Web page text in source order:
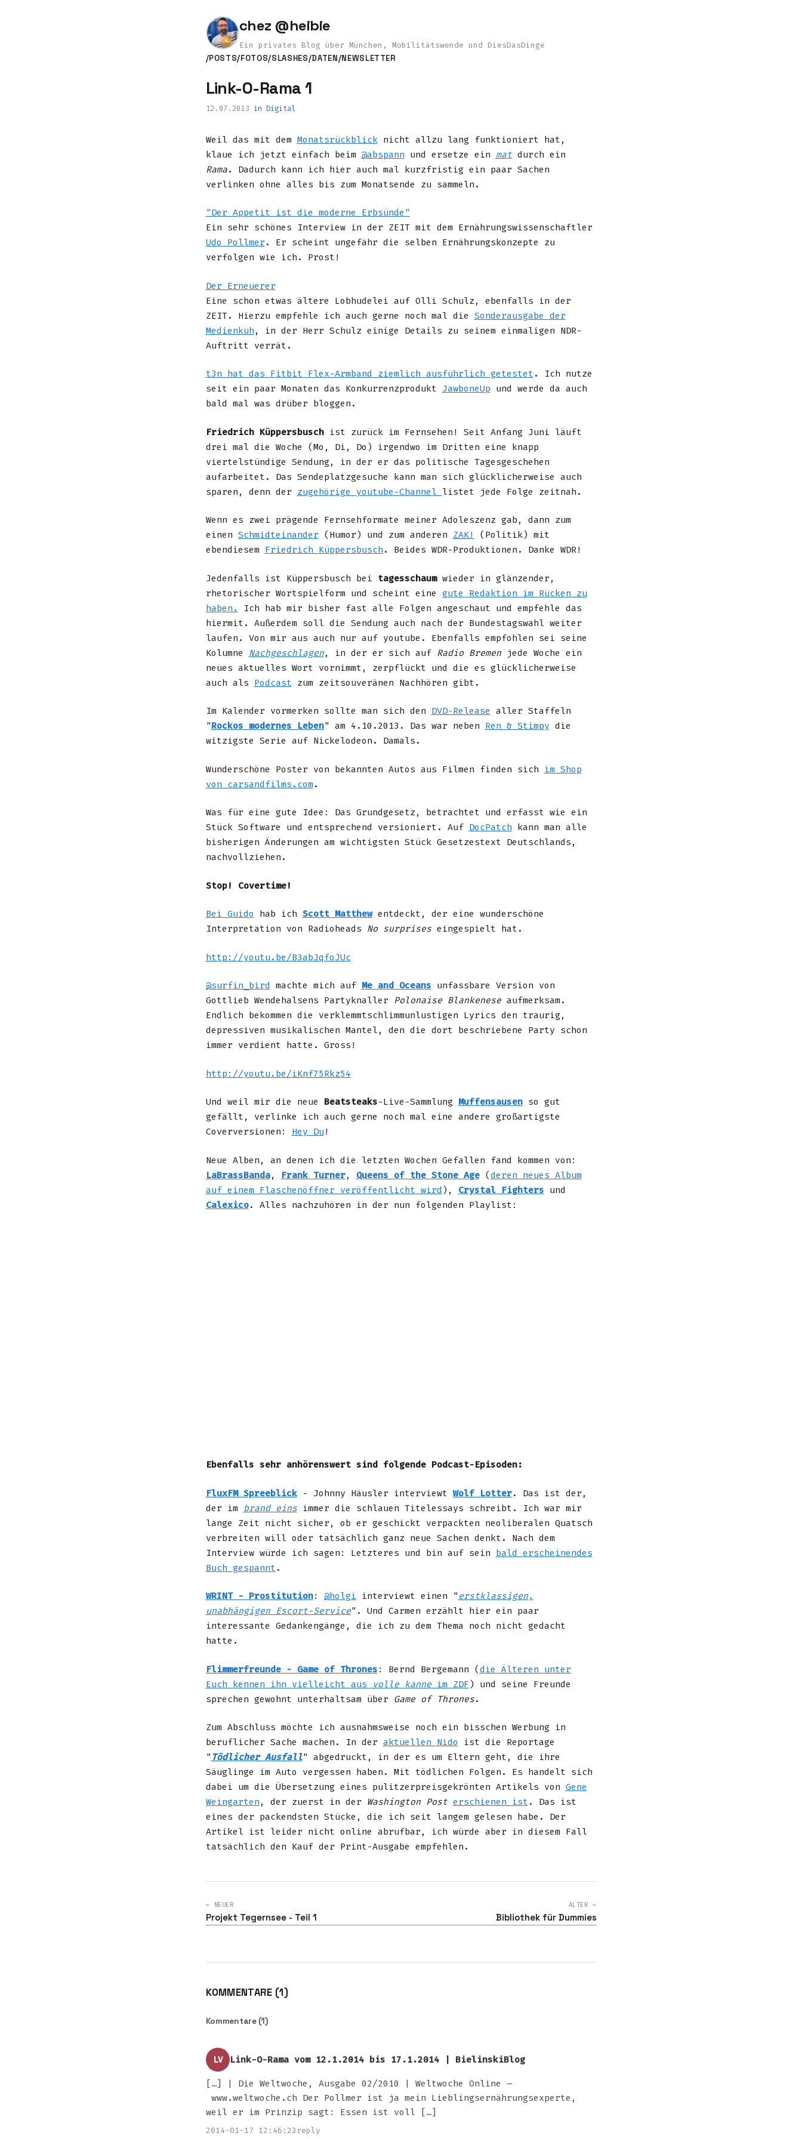
chez @heibie
Ein privates Blog über München, Mobilitätswende und DiesDasDinge
/POSTS/FOTOS/SLASHES/DATEN/NEWSLETTER
Link-O-Rama 1
12.07.2013 inDigital
Weil das mit dem Monatsrückblicknicht allzu lang funktioniert hat,
klaue ich jetzt einfach beim @abspann und ersetze ein matdurch ein
Rama. Dadurch kann ich hier auch mal kurzfristig ein paar Sachen
verlinken ohne alles bis zum Monatsende zu sammeln.
"Der Appetit ist die moderne Erbsünde"
Ein sehr schönes Interview in der ZEIT mit dem Ernährungswissenschaftler
Udo Pollmer . Er scheint ungefähr die selben Ernährungskonzepte zu
verfolgen wie ich. Prost!
Der Erneuerer
Eine schon etwas ältere Lobhudelei auf Olli Schulz, ebenfalls in der
ZEIT. Hierzu empfehle ich auch gerne noch mal die Sonderausgabe der
Medienkuh , in der Herr Schulz einige Details zu seinem einmaligen NDR-
Auftritt verrät.
t3n hat das Fitbit Flex-Armband ziemlich ausführlich getestet . Ich nutze
seit ein paar Monaten das Konkurrenzprodukt JawboneUp und werde da auch
bald mal was drüber bloggen.
Friedrich Küppersbuschist zurück im Fernsehen! Seit Anfang Juni läuft
drei mal die Woche (Mo, Di, Do) irgendwo im Dritten eine knapp
viertelstündige Sendung, in der er das politische Tagesgeschehen
aufarbeitet. Das Sendeplatzgesuche kann man sich glücklicherweise auch
sparen, denn der zugehörige youtube-Channel listet jede Folge zeitnah.
Wenn es zwei prägende Fernsehformate meiner Adoleszenz gab, dann zum
einen Schmidteinander (Humor) und zum anderen ZAK!
(Politik) mit
ebendiesem Friedrich Küppersbusch . Beides WDR-Produktionen. Danke WDR!
Jedenfalls ist Küppersbusch bei tagesschaumwieder in glänzender,
rhetorischer Wortspielform und scheint eine gute Redaktion im Rücken zu
haben.
Ich hab mir bisher fast alle Folgen angeschaut und empfehle das
hiermit. Außerdem soll die Sendung auch nach der Bundestagswahl weiter
laufen. Von mir aus auch nur auf youtube. Ebenfalls empfohlen sei seine
Kolumne Nachgeschlagen, in der er sich auf Radio Bremenjede Woche ein
neues aktuelles Wort vornimmt, zerpflückt und die es glücklicherweise
auch als Podcast zum zeitsouveränen Nachhören gibt.
Im Kalender vormerken sollte man sich den DVD-Release aller Staffeln
"Rockos modernes Leben" am 4.10.2013. Das war neben Ren & Stimpy die
witzigste Serie auf Nickelodeon. Damals.
Wunderschöne Poster von bekannten Autos aus Filmen finden sich
im Shop
von carsandfilms.com .
Was für eine gute Idee: Das Grundgesetz, betrachtet und erfasst wie ein
Stück Software und entsprechend versioniert. Auf DocPatch kann man alle
bisherigen Änderungen am wichtigsten Stück Gesetzestext Deutschlands,
nachvollziehen.
Stop! Covertime!
Bei Guido hab ich Scott Matthewentdeckt, der eine wunderschöne
Interpretation von Radioheads No surpriseseingespielt hat.
http://youtu.be/B3abJqfoJUc
@surfin_bird machte mich auf Me and Oceans unfassbare Version von
Gottlieb Wendehalsens Partyknaller Polonaise Blankeneseaufmerksam.
Endlich bekommen die verklemmtschlimmunlustigen Lyrics den traurig,
depressiven musikalischen Mantel, den die dort beschriebene Party schon
immer verdient hatte. Gross!
http://youtu.be/iKnf75Rkz54
Und weil mir die neue Beatsteaks-Live-Sammlung Muffensausenso gut
gefällt, verlinke ich auch gerne noch mal eine andere großartigste
Coverversionen: Hey Du !
Neue Alben, an denen ich die letzten Wochen Gefallen fand kommen von:
LaBrassBanda, Frank Turner, Queens of the Stone Age(deren neues Album
auf einem Flaschenöffner veröffentlicht wird ), Crystal Fighters und
Calexico. Alles nachzuhören in der nun folgenden Playlist:
Ebenfalls sehr anhörenswert sind folgende Podcast-Episoden:
FluxFM Spreeblick- Johnny Häusler interviewt Wolf Lotter. Das ist der,
der im brand einsimmer die schlauen Titelessays schreibt. Ich war mir
lange Zeit nicht sicher, ob er geschickt verpackten neoliberalen Quatsch
verbreiten will oder tatsächlich ganz neue Sachen denkt. Nach dem
Interview würde ich sagen: Letzteres und bin auf sein bald erscheinendes
Buch gespannt .
WRINT - Prostitution: @holgi interviewt einen " erstklassigen,
unabhängigen Escort-Service". Und Carmen erzählt hier ein paar
interessante Gedankengänge, die ich zu dem Thema noch nicht gedacht
hatte.
Flimmerfreunde - Game of Thrones : Bernd Bergemann (die Älteren unter
Euch kennen ihn vielleicht aus
volle kanneim ZDF) und seine Freunde
sprechen gewohnt unterhaltsam über Game of Thrones.
Zum Abschluss möchte ich ausnahmsweise noch ein bisschen Werbung in
beruflicher Sache machen. In der aktuellen Nido ist die Reportage
" Tödlicher Ausfall" abgedruckt, in der es um Eltern geht, die ihre
Säuglinge im Auto vergessen haben. Mit tödlichen Folgen. Es handelt sich
dabei um die Übersetzung eines pulitzerpreisgekrönten Artikels von Gene
Weingarten , der zuerst in der Washington Post erschienen ist . Das ist
eines der packendsten Stücke, die ich seit langem gelesen habe. Der
Artikel ist leider nicht online abrufbar, ich würde aber in diesem Fall
tatsächlich den Kauf der Print-Ausgabe empfehlen.
← NEUER
Projekt Tegernsee - Teil 1
ÄLTER →
Bibliothek für Dummies
KOMMENTARE (1)
Kommentare (1)
LV Link-O-Rama vom 12.1.2014 bis 17.1.2014 | BielinskiBlog
[…] | Die Weltwoche, Ausgabe 02/2010 | Weltwoche Online –
www.weltwoche.ch Der Pollmer ist ja mein Lieblingsernährungsexperte,
weil er im Prinzip sagt: Essen ist voll […]
2014-01-17 12:46:23 reply